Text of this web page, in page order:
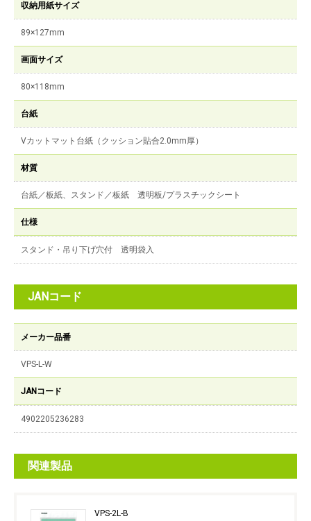
収納用紙サイズ
89×127mm
画面サイズ
80×118mm
台紙
Vカットマット台紙（クッション貼合2.0mm厚）
材質
台紙／板紙、スタンド／板紙 透明板/プラスチックシート
仕様
スタンド・吊り下げ穴付 透明袋入
JANコード
メーカー品番
VPS-L-W
JANコード
4902205236283
関連製品
VPS-2L-B